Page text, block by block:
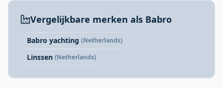
Vergelijkbare merken als Babro
Babro yachting (Netherlands)
Linssen (Netherlands)